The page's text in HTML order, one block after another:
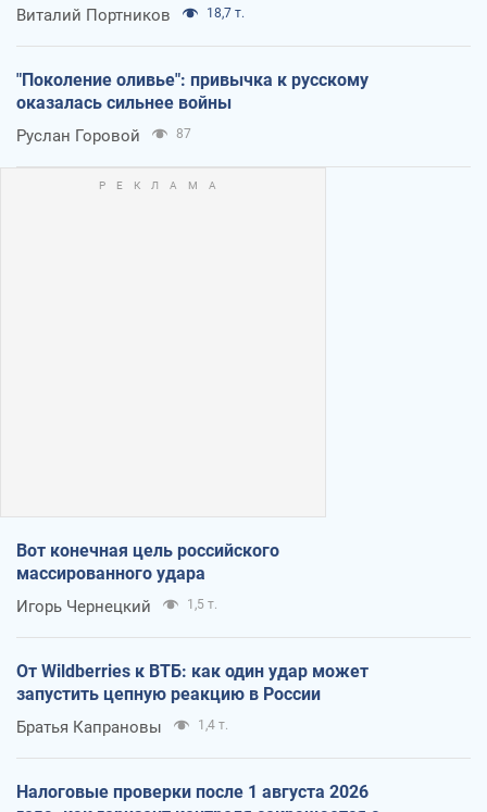
Виталий Портников 18,7 т.
"Поколение оливье": привычка к русскому
оказалась сильнее войны
Руслан Горовой 87
Вот конечная цель российского
массированного удара
Игорь Чернецкий 1,5 т.
От Wildberries к ВТБ: как один удар может
запустить цепную реакцию в России
Братья Капрановы 1,4 т.
Налоговые проверки после 1 августа 2026